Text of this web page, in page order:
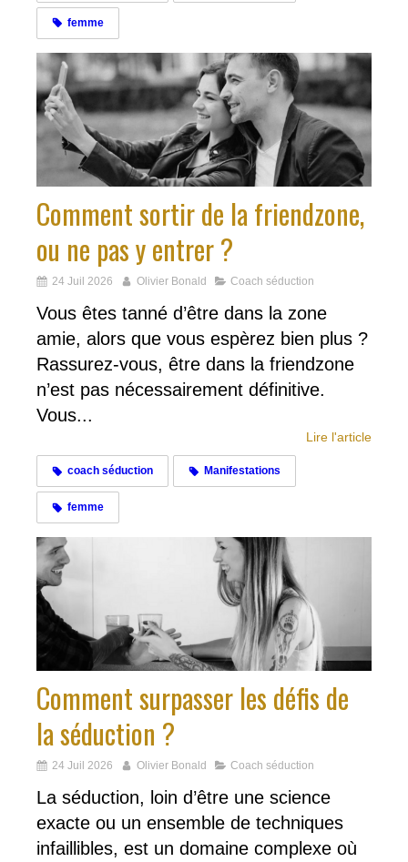
femme
Comment sortir de la friendzone,
ou ne pas y entrer ?
24 Juil 2026 Olivier Bonald Coach séduction
Vous êtes tanné d’être dans la zone
amie, alors que vous espèrez bien plus ?
Rassurez-vous, être dans la friendzone
n’est pas nécessairement définitive.
Vous...
Lire l'article
coach séduction Manifestations
femme
Comment surpasser les défis de
la séduction ?
24 Juil 2026 Olivier Bonald Coach séduction
La séduction, loin d’être une science
exacte ou un ensemble de techniques
infaillibles, est un domaine complexe où